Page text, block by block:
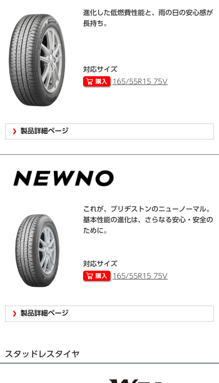
進化した低燃費性能と、雨の日の安心感が
長持ち。
対応サイズ
165/55R15 75V
製品詳細ページ
これが、ブリヂストンのニューノーマル。
基本性能の進化は、さらなる安心・安全の
ために。
対応サイズ
165/55R15 75V
製品詳細ページ
スタッドレスタイヤ